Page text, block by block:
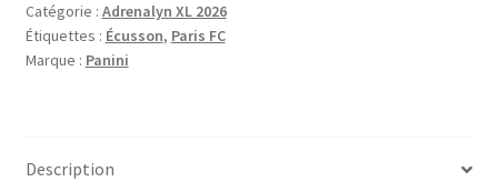
2025-
26
-
FC
Catégorie : Adrenalyn XL 2026
Étiquettes : Écusson, Paris FC
Marque : Panini
Description